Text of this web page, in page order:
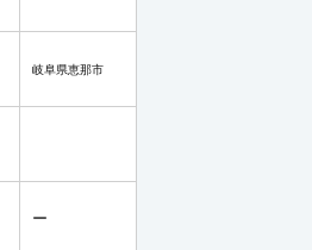
岐阜県恵那市
ー